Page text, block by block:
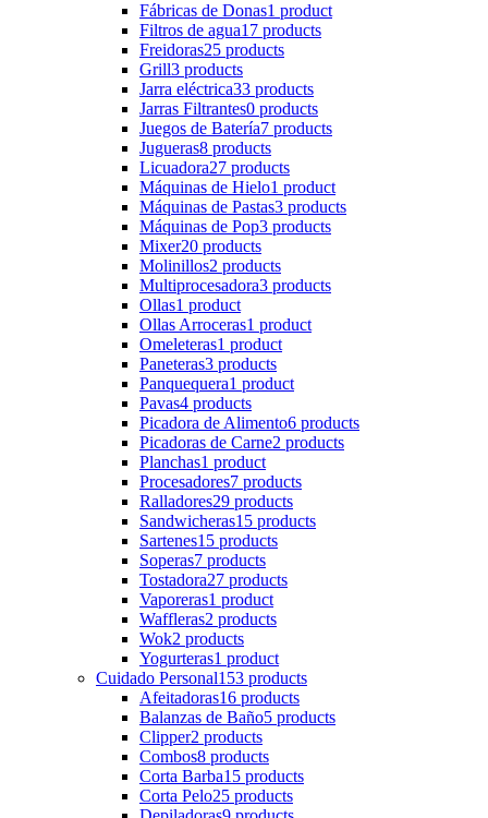
Fábricas de Donas1 product
Filtros de agua17 products
Freidoras25 products
Grill3 products
Jarra eléctrica33 products
Jarras Filtrantes0 products
Juegos de Batería7 products
Jugueras8 products
Licuadora27 products
Máquinas de Hielo1 product
Máquinas de Pastas3 products
Máquinas de Pop3 products
Mixer20 products
Molinillos2 products
Multiprocesadora3 products
Ollas1 product
Ollas Arroceras1 product
Omeleteras1 product
Paneteras3 products
Panquequera1 product
Pavas4 products
Picadora de Alimento6 products
Picadoras de Carne2 products
Planchas1 product
Procesadores7 products
Ralladores29 products
Sandwicheras15 products
Sartenes15 products
Soperas7 products
Tostadora27 products
Vaporeras1 product
Waffleras2 products
Wok2 products
Yogurteras1 product
Cuidado Personal153 products
Afeitadoras16 products
Balanzas de Baño5 products
Clipper2 products
Combos8 products
Corta Barba15 products
Corta Pelo25 products